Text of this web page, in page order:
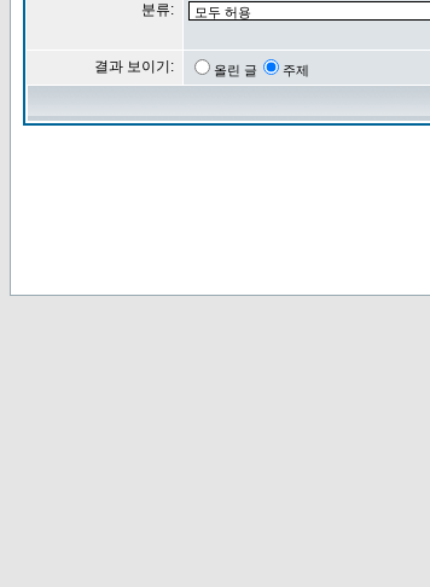
분류:
결과 보이기: 올린 글 주제